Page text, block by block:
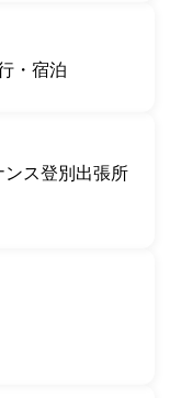
・宿泊
ス登別出張所